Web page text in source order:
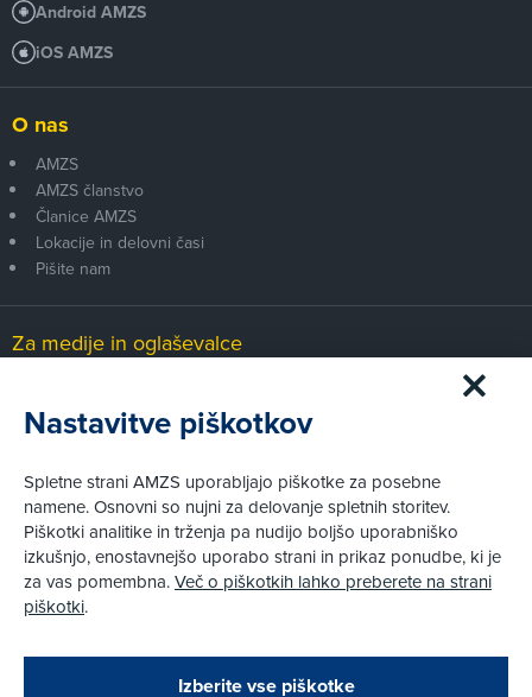
Zapri
Podarjamo vam 10 €!
Android AMZS
iOS AMZS
O nas
AMZS
AMZS članstvo
Članice AMZS
Lokacije in delovni časi
Pišite nam
Za medije in oglaševalce
Piškotki
Politika zasebnosti
Informacije o obdelavi osebnih podatkov - videonadzor
Pravno obvestilo
Izvensodno reševanje potrošniških sporov
Cenik članstva AMZS
Nastavitve piškotkov
Spletne strani AMZS uporabljajo piškotke za posebne
namene. Osnovni so nujni za delovanje spletnih storitev.
Piškotki analitike in trženja pa nudijo boljšo uporabniško
izkušnjo, enostavnejšo uporabo strani in prikaz ponudbe, ki je
za vas pomembna.Več o piškotkih lahko preberete na strani
piškotki.
Izberite vse piškotke